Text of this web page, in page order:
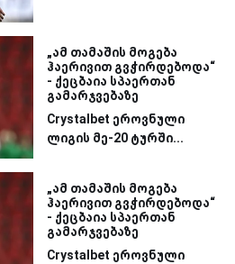
„ამ თამაშის მოგება
ჰაერივით გვჭირდებოდა“
- ქეცბაია სპაერთან
გამარჯვებაზე
Crystalbet ეროვნული
ლიგის მე-20 ტურში...
„ამ თამაშის მოგება
ჰაერივით გვჭირდებოდა“
- ქეცბაია სპაერთან
გამარჯვებაზე
Crystalbet ეროვნული